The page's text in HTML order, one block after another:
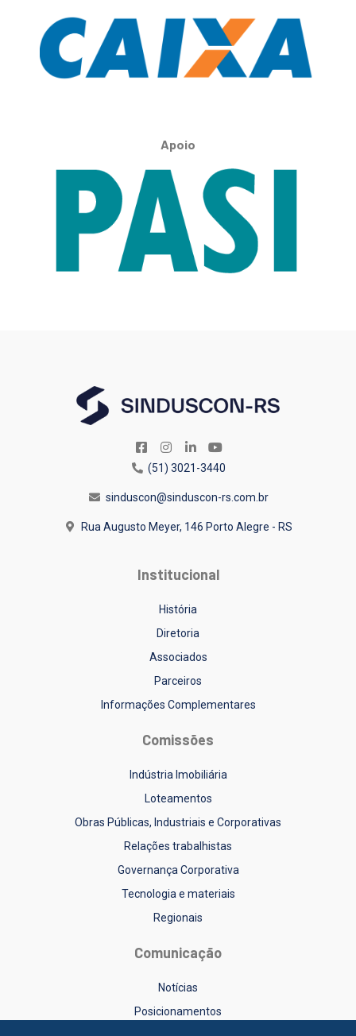
Apoio
(51) 3021-3440
sinduscon@sinduscon-rs.com.br
Rua Augusto Meyer, 146 Porto Alegre - RS
Institucional
História
Diretoria
Associados
Parceiros
Informações Complementares
Comissões
Indústria Imobiliária
Loteamentos
Obras Públicas, Industriais e Corporativas
Relações trabalhistas
Governança Corporativa
Tecnologia e materiais
Regionais
Comunicação
Notícias
Posicionamentos